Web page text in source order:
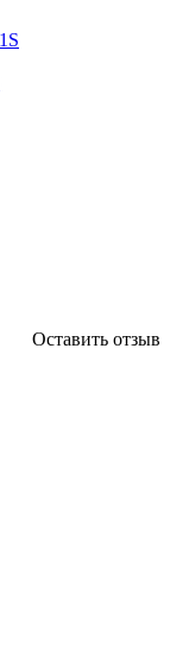
Оставить отзыв